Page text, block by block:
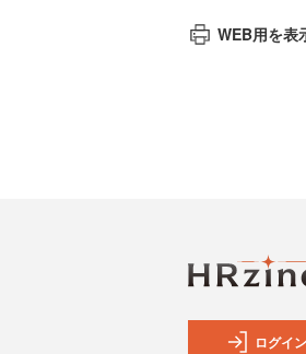
WEB用を表
ログイン